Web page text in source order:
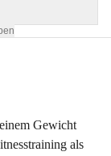
Gewicht
als